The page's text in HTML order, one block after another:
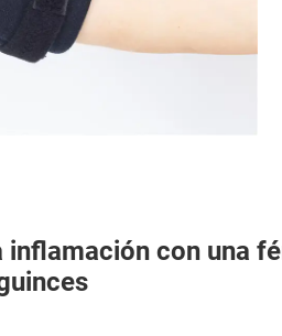
con una